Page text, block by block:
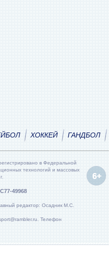
ХОККЕЙ ГАНДБОЛ
в Федеральной
технологий и массовых
49968
редактор: Осадник М.С.
Телефон